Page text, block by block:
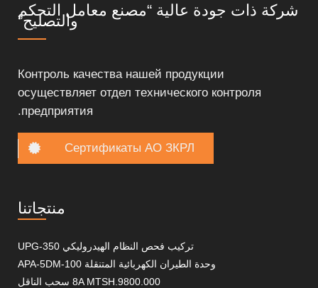
شركة ذات جودة عالية “مصنع معامل التحكم
والتصليح”
Контроль качества нашей продукции
осуществляет отдел технического контроля
предприятия.
Сертификаты АО ЗКРЛ
منتجاتنا
تركيب فحص النظام الهيدروليكي UPG-350
وحدة الطيران الكهربائية المتنقلة APA-5DM-100
8A MTSH.9800.000 سحب الناقل